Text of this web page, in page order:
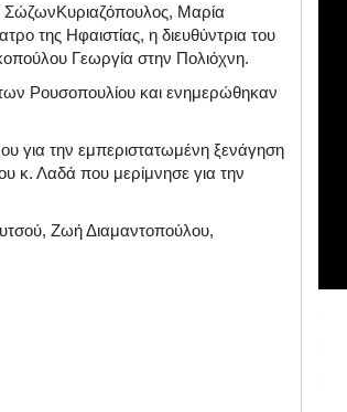
ΣώζωνΚυριαζόπουλος, Μαρία
της Ηφαιστίας, η διευθύντρια του
Γεωργία στην Πολιόχνη.
Ρουσοπουλίου και ενημερώθηκαν
για την εμπεριστατωμένη ξενάγηση
κ. Λαδά που μερίμνησε για την
Ζωή Διαμαντοπούλου,